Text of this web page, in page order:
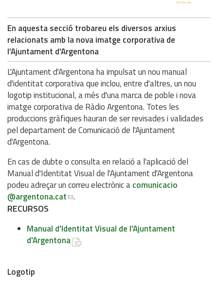
En aquesta secció trobareu els diversos arxius
relacionats amb la nova imatge corporativa de
l'Ajuntament d'Argentona
L'Ajuntament d'Argentona ha impulsat un nou manual
d'identitat corporativa que inclou, entre d'altres, un nou
logotip institucional, a més d'una marca de poble i nova
imatge corporativa de Ràdio Argentona. Totes les
produccions gràfiques hauran de ser revisades i validades
pel departament de Comunicació de l'Ajuntament
d'Argentona.
En cas de dubte o consulta en relació a l'aplicació del
Manual d'Identitat Visual de l'Ajuntament d'Argentona
podeu adreçar un correu electrònic acomunicacio
@argentona.cat .
RECURSOS
Manual d'Identitat Visual de l'Ajuntament
d'Argentona
Logotip